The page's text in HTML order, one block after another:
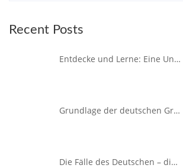
Recent Posts
Entdecke und Lerne: Eine Unvergessliche Sprachreise nach Spanien
Grundlage der deutschen Grammatik
Die Fälle des Deutschen – die vier Kasus der deutschen Sprache